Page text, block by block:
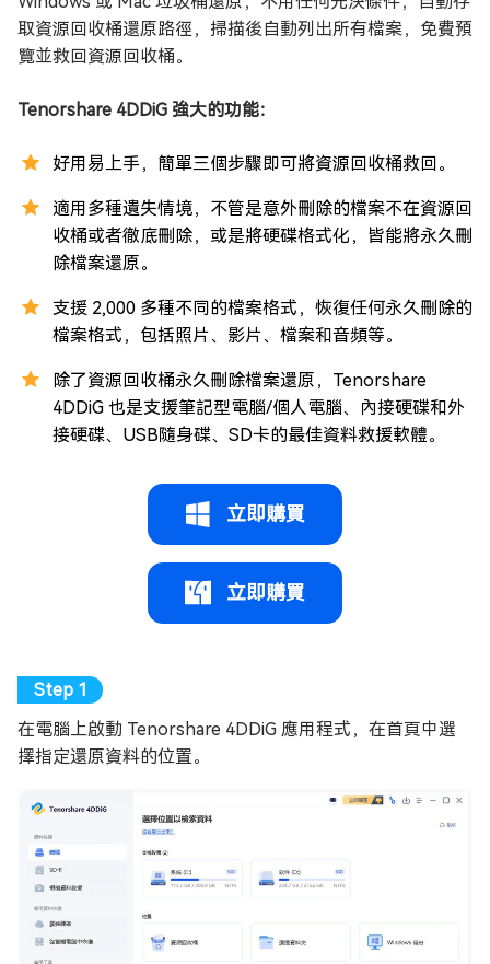
取資源回收桶還原路徑，掃描後自動列出所有檔案，免費預
覽並救回資源回收桶。
Tenorshare 4DDiG 強大的功能：
好用易上手，簡單三個步驟即可將資源回收桶救回。
適用多種遺失情境，不管是意外刪除的檔案不在資源回
收桶或者徹底刪除，或是將硬碟格式化，皆能將永久刪
除檔案還原。
支援 2,000 多種不同的檔案格式，恢復任何永久刪除的
檔案格式，包括照片、影片、檔案和音頻等。
除了資源回收桶永久刪除檔案還原，Tenorshare
4DDiG 也是支援筆記型電腦/個人電腦、內接硬碟和外
接硬碟、USB隨身碟、SD卡的最佳資料救援軟體。
立即購買
立即購買
在電腦上啟動 Tenorshare 4DDiG 應用程式，在首頁中選
擇指定還原資料的位置。